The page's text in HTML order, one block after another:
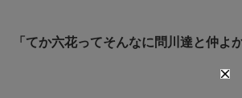
「てか六花ってそんなに問川達と仲よ